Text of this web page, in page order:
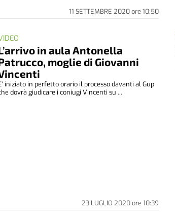
11 SETTEMBRE 2020ore 10:50
in aula Antonella
moglie di Giovanni
23 LUGLIO 2020ore 10:39
iniziato in perfetto orario il processo davanti al Gup
dovrà giudicare i coniugi Vincenti su ...